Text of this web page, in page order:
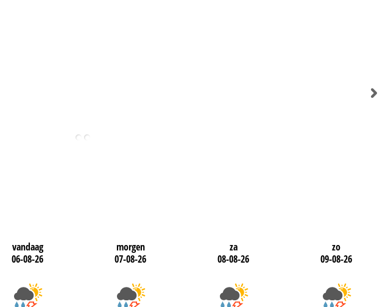
vandaag
06-08-26
morgen
07-08-26
za
08-08-26
zo
09-08-26